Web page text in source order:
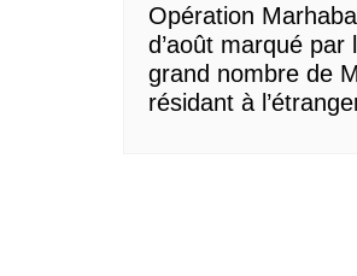
Opération
d’août marqué par
grand nombre de
résidant à